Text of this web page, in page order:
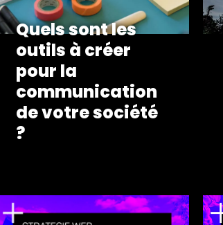
Quels sont les
outils à créer
pour la
communication
de votre société
?